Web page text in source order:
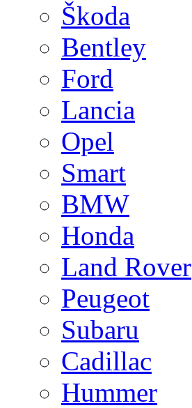
Škoda
Bentley
Ford
Lancia
Opel
Smart
BMW
Honda
Land Rover
Peugeot
Subaru
Cadillac
Hummer